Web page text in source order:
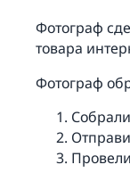
Фотограф
товара
Фотограф